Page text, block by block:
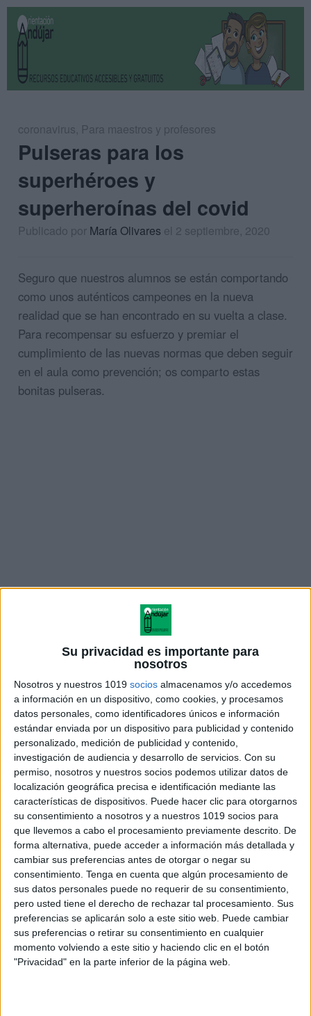
Su privacidad es importante para
nosotros
Nosotros y nuestros 1019 socios almacenamos y/o accedemos
a información en un dispositivo, como cookies, y procesamos
datos personales, como identificadores únicos e información
estándar enviada por un dispositivo para publicidad y contenido
personalizado, medición de publicidad y contenido,
investigación de audiencia y desarrollo de servicios. Con su
permiso, nosotros y nuestros socios podemos utilizar datos de
localización geográfica precisa e identificación mediante las
características de dispositivos. Puede hacer clic para otorgarnos
su consentimiento a nosotros y a nuestros 1019 socios para
que llevemos a cabo el procesamiento previamente descrito. De
forma alternativa, puede acceder a información más detallada y
cambiar sus preferencias antes de otorgar o negar su
consentimiento. Tenga en cuenta que algún procesamiento de
sus datos personales puede no requerir de su consentimiento,
pero usted tiene el derecho de rechazar tal procesamiento. Sus
preferencias se aplicarán solo a este sitio web. Puede cambiar
sus preferencias o retirar su consentimiento en cualquier
momento volviendo a este sitio y haciendo clic en el botón
"Privacidad" en la parte inferior de la página web.
coronavirus, Para maestros y profesores
Pulseras para los
superhéroes y
superheroínas del covid
Publicado por María Olivares el 2 septiembre, 2020
Seguro que nuestros alumnos se están comportando
como unos auténticos campeones en la nueva
realidad que se han encontrado en su vuelta a clase.
Para recompensar su esfuerzo y premiar el
cumplimiento de las nuevas normas que deben seguir
en el aula como prevención; os comparto estas
bonitas pulseras.